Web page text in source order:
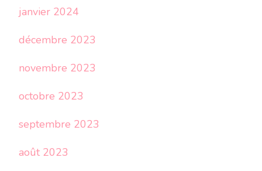
janvier 2024
décembre 2023
novembre 2023
octobre 2023
septembre 2023
août 2023